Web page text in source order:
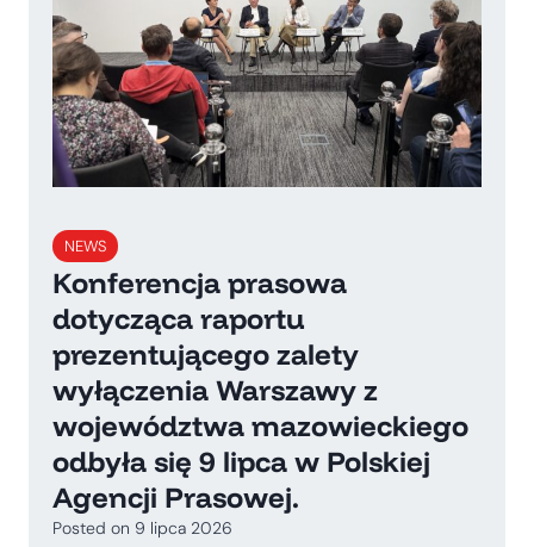
NEWS
Konferencja prasowa
dotycząca raportu
prezentującego zalety
wyłączenia Warszawy z
województwa mazowieckiego
odbyła się 9 lipca w Polskiej
Agencji Prasowej.
Posted on 9 lipca 2026